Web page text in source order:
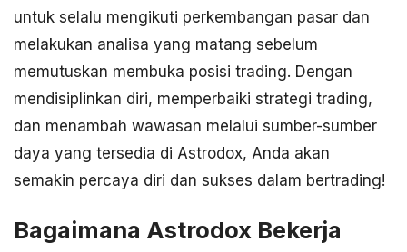
untuk selalu mengikuti perkembangan pasar dan
melakukan analisa yang matang sebelum
memutuskan membuka posisi trading. Dengan
mendisiplinkan diri, memperbaiki strategi trading,
dan menambah wawasan melalui sumber-sumber
daya yang tersedia di Astrodox, Anda akan
semakin percaya diri dan sukses dalam bertrading!
Bagaimana Astrodox Bekerja